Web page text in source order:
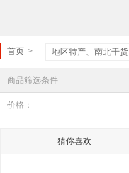
首页 > 地区特产、南北干货
商品筛选条件
价格：
猜你喜欢